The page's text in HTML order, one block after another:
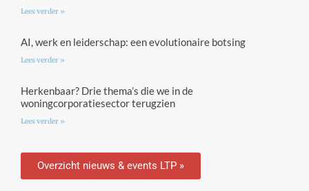
Lees verder »
AI, werk en leiderschap: een evolutionaire botsing
Lees verder »
Herkenbaar? Drie thema’s die we in de
woningcorporatiesector terugzien
Lees verder »
Overzicht nieuws & events LTP »